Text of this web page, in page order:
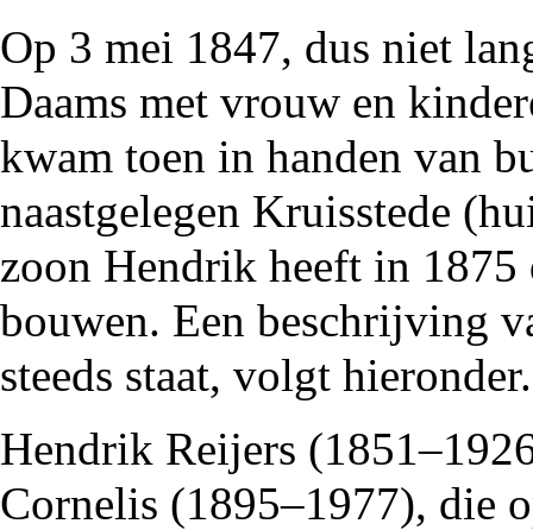
Op 3 mei 1847, dus niet
Daams met vrouw en
kwam toen in handen van
naastgelegen Kruisstede
zoon Hendrik heeft in 1875
bouwen. Een beschrijving
steeds staat, volgt hieronder.
Hendrik Reijers (1851–
Cornelis (1895–1977), die